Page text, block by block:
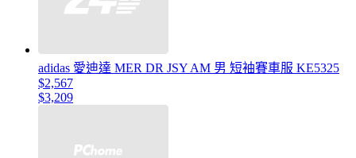
adidas 愛迪達 MER DR JSY AM 男 短袖賽車服 KE5325
$2,567
$3,209